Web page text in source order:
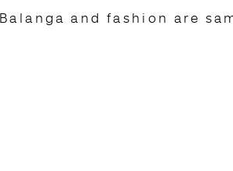
Balanga and fashion are